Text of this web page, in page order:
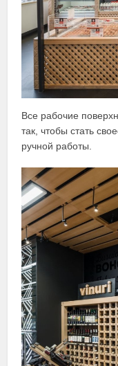
Все рабочие
так, чтобы стать
ручной работы.